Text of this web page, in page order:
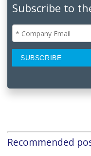
Subscribe to
Recommended